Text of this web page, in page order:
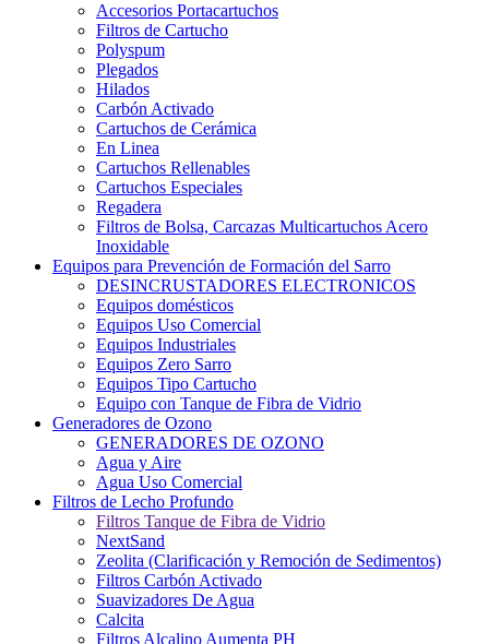
Accesorios Portacartuchos
Filtros de Cartucho
Polyspum
Plegados
Hilados
Carbón Activado
Cartuchos de Cerámica
En Linea
Cartuchos Rellenables
Cartuchos Especiales
Regadera
Filtros de Bolsa, Carcazas Multicartuchos Acero
Inoxidable
Equipos para Prevención de Formación del Sarro
DESINCRUSTADORES ELECTRONICOS
Equipos domésticos
Equipos Uso Comercial
Equipos Industriales
Equipos Zero Sarro
Equipos Tipo Cartucho
Equipo con Tanque de Fibra de Vidrio
Generadores de Ozono
GENERADORES DE OZONO
Agua y Aire
Agua Uso Comercial
Filtros de Lecho Profundo
Filtros Tanque de Fibra de Vidrio
NextSand
Zeolita (Clarificación y Remoción de Sedimentos)
Filtros Carbón Activado
Suavizadores De Agua
Calcita
Filtros Alcalino Aumenta PH